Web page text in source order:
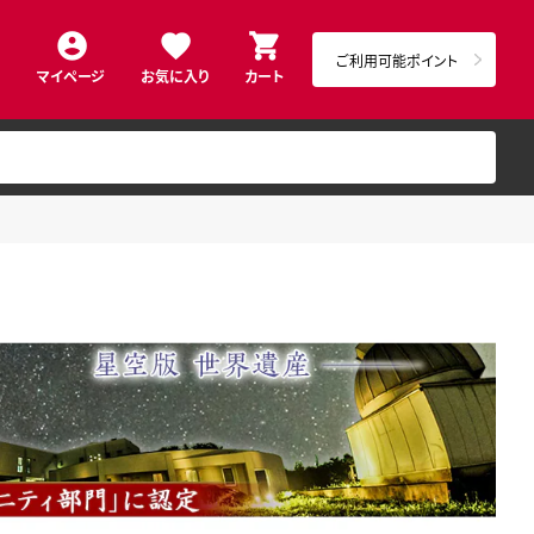
マイページ お気に入り カート
ご利用可能ポイント